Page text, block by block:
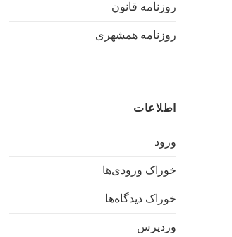
روزنامه قانون
روزنامه همشهری
اطلاعات
ورود
خوراک ورودی‌ها
خوراک دیدگاه‌ها
وردپرس